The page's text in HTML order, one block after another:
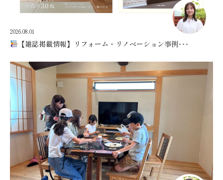
2026.08.01
【雑誌掲載情報】リフォーム・リノベーション事例･･･